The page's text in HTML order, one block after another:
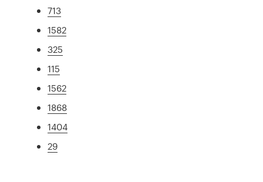
713
1582
325
115
1562
1868
1404
29